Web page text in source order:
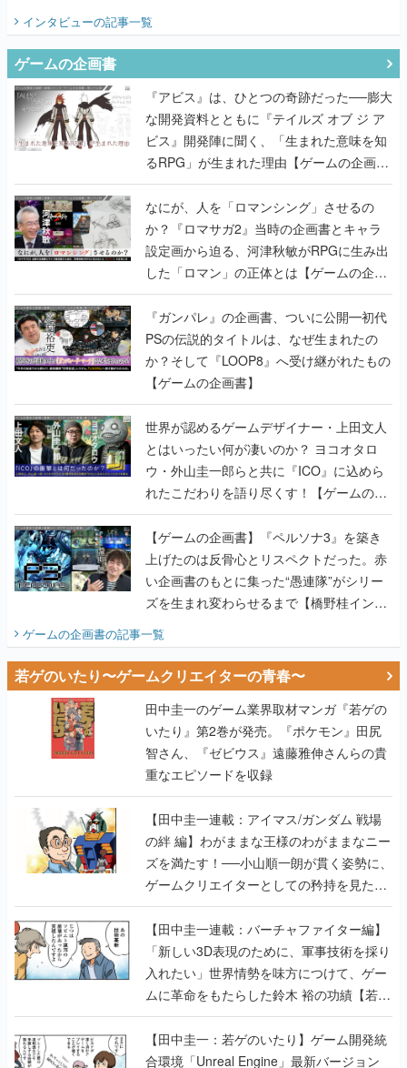
インタビューの記事一覧
ゲームの企画書
『アビス』は、ひとつの奇跡だった──膨大
な開発資料とともに『テイルズ オブ ジ ア
ビス』開発陣に聞く、「生まれた意味を知
るRPG」が生まれた理由【ゲームの企画
書】
なにが、人を「ロマンシング」させるの
か？『ロマサガ2』当時の企画書とキャラ
設定画から迫る、河津秋敏がRPGに生み出
した「ロマン」の正体とは【ゲームの企画
書】
『ガンパレ』の企画書、ついに公開━初代
PSの伝説的タイトルは、なぜ生まれたの
か？そして『LOOP8』へ受け継がれたもの
【ゲームの企画書】
世界が認めるゲームデザイナー・上田文人
とはいったい何が凄いのか？ ヨコオタロ
ウ・外山圭一郎らと共に『ICO』に込めら
れたこだわりを語り尽くす！【ゲームの企
画書】
【ゲームの企画書】『ペルソナ3』を築き
上げたのは反骨心とリスペクトだった。赤
い企画書のもとに集った“愚連隊”がシリー
ズを生まれ変わらせるまで【橋野桂インタ
ゲームの企画書の記事一覧
若ゲのいたり〜ゲームクリエイターの青春〜
田中圭一のゲーム業界取材マンガ『若ゲの
いたり』第2巻が発売。『ポケモン』田尻
智さん、『ゼビウス』遠藤雅伸さんらの貴
重なエピソードを収録
【田中圭一連載：アイマス/ガンダム 戦場
の絆 編】わがままな王様のわがままなニー
ズを満たす！──小山順一朗が貫く姿勢に、
ゲームクリエイターとしての矜持を見た
【若ゲのいたり最終回】
【田中圭一連載：バーチャファイター編】
「新しい3D表現のために、軍事技術を採り
入れたい」世界情勢を味方につけて、ゲー
ムに革命をもたらした鈴木 裕の功績【若ゲ
のいたり】
【田中圭一：若ゲのいたり】ゲーム開発統
合環境「Unreal Engine」最新バージョン